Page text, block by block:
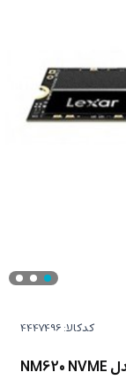
کدکالا:
حافظه SSD اینترنال 256 گیگابایت لکسار مدل NM620 NVME